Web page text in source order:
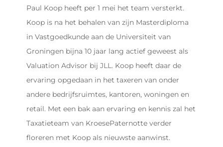
Paul Koop heeft per 1 mei het team versterkt.
Koop is na het behalen van zijn Masterdiploma
in Vastgoedkunde aan de Universiteit van
Groningen bijna 10 jaar lang actief geweest als
Valuation Advisor bij JLL. Koop heeft daar de
ervaring opgedaan in het taxeren van onder
andere bedrijfsruimtes, kantoren, woningen en
retail. Met een bak aan ervaring en kennis zal het
Taxatieteam van KroesePaternotte verder
floreren met Koop als nieuwste aanwinst.